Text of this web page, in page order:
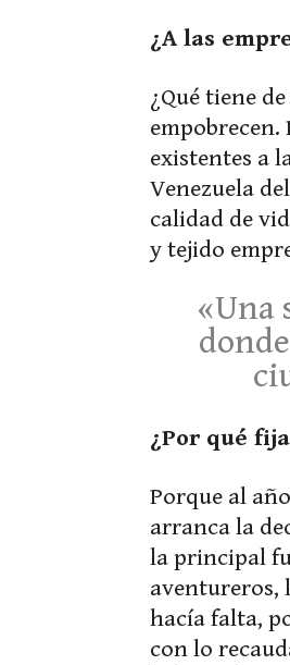
¿A las
¿Qué tiene
existentes a
Venezuela
calidad de
y tejido
«Una
¿Por qué
Porque al
arranca la
la principal
aventureros,
hacía falta,
con lo